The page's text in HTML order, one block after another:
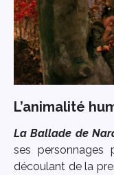
L’animalité
La Ballade de
ses personnages
découlant de la